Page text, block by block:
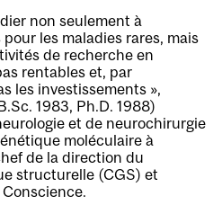
non seulement à
les maladies rares, mais
de recherche en
rentables et, par
les investissements »,
1983, Ph.D. 1988)
et de neurochirurgie
moléculaire à
de la direction du
structurelle (CGS) et